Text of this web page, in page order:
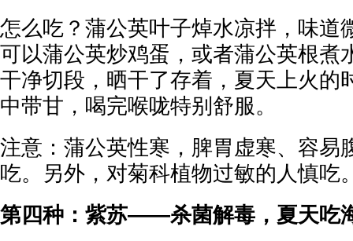
怎么吃？蒲公英叶子焯水凉拌，味道
可以蒲公英炒鸡蛋，或者蒲公英根
干净切段，晒干了存着，夏天上火的
中带甘，喝完喉咙特别舒服。
注意：蒲公英性寒，脾胃虚寒、容易
吃。另外，对菊科植物过敏的人慎吃
第四种：紫苏——杀菌解毒，夏天吃